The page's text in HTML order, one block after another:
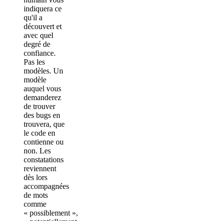
indiquera ce
qu'il a
découvert et
avec quel
degré de
confiance.
Pas les
modèles. Un
modèle
auquel vous
demanderez
de trouver
des bugs en
trouvera, que
le code en
contienne ou
non. Les
constatations
reviennent
dès lors
accompagnées
de mots
comme
« possiblement »,